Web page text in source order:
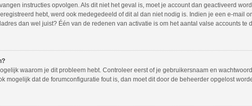
instructies opvolgen. Als dit niet het geval is, moet je account dan geactiveerd
hebt, werd ook medegedeeld of dit al dan niet nodig is. Indien je een e-
dan wel juist? Één van de redenen van activatie is om het aantal valse accounts
waarom je dit probleem hebt. Controleer eerst of je gebruikersnaam en
mogelijk dat de forumconfiguratie fout is, dan moet dit door de beheerder opgelost